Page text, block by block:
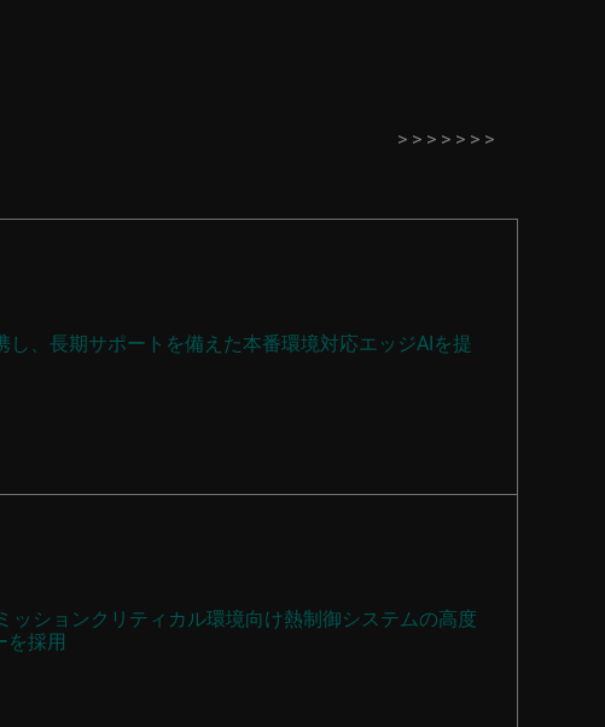
>
し、長期サポートを備えた本番環境対応エッジAIを提
> >
ッションクリティカル環境向け熱制御システムの高度
を採用
> > > >